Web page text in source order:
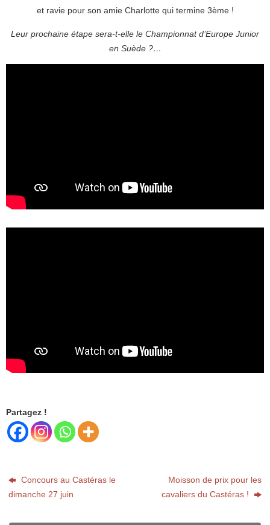
et ravie pour son amie Charlotte qui termine 3ème !
Leur prochaine étape sera-t-elle le Championnat d’Europe Junior
en Suède ?…
Partagez !
Concours au Castéras le
dimanche 27 juin
Moisson de prix pour les
cavaliers du Castéras !